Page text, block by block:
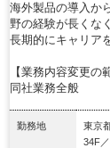
海外製品の導入か
野の経験が長くな
長期的にキャリア
【業務内容変更の
同社業務全般
勤務地
東京
34F